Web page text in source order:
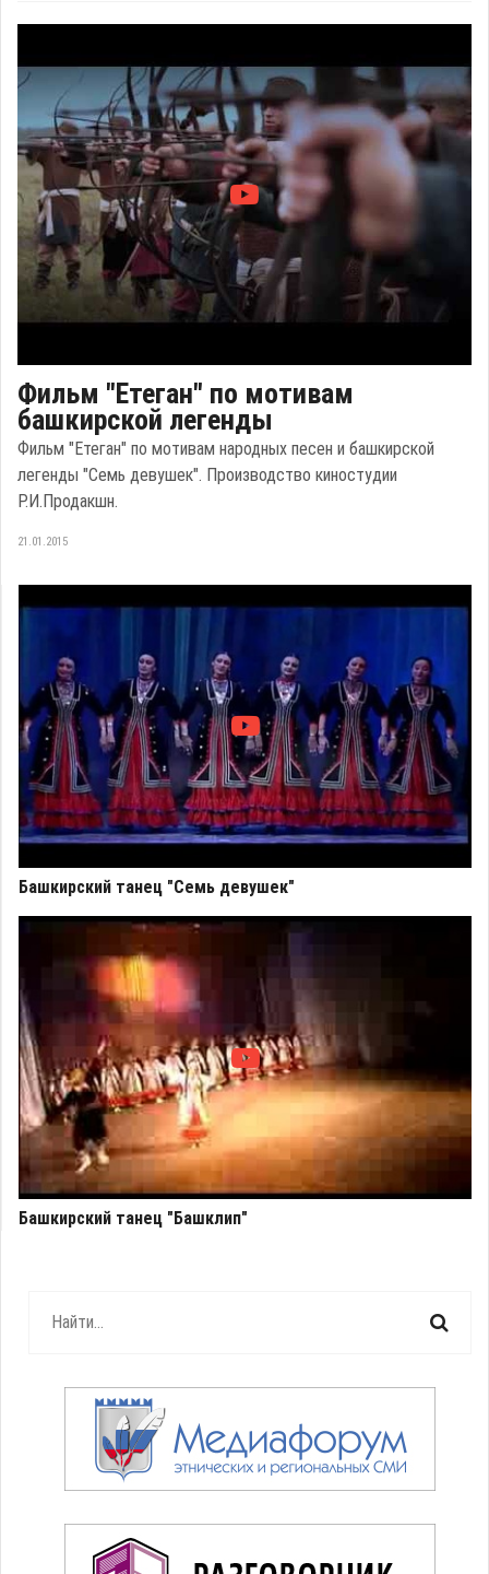
Фильм "Етеган" по мотивам
башкирской легенды
Фильм "Етеган" по мотивам народных песен и башкирской
легенды "Семь девушек". Производство киностудии
Р.И.Продакшн.
21.01.2015
Башкирский танец "Семь девушек"
Башкирский танец "Башклип"